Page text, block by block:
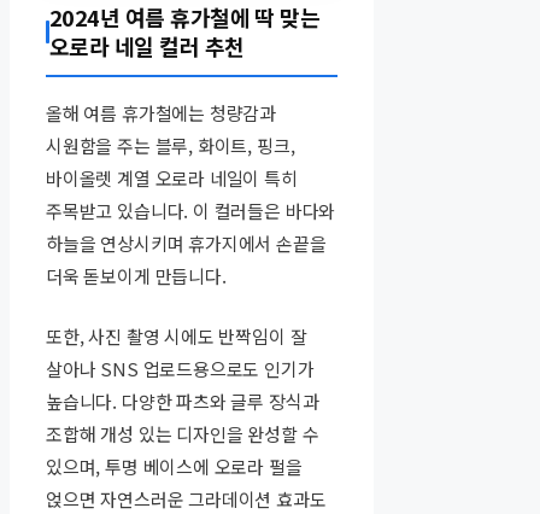
2024년 여름 휴가철에 딱 맞는
오로라 네일 컬러 추천
올해 여름 휴가철에는 청량감과
시원함을 주는 블루, 화이트, 핑크,
바이올렛 계열 오로라 네일이 특히
주목받고 있습니다. 이 컬러들은 바다와
하늘을 연상시키며 휴가지에서 손끝을
더욱 돋보이게 만듭니다.
또한, 사진 촬영 시에도 반짝임이 잘
살아나 SNS 업로드용으로도 인기가
높습니다. 다양한 파츠와 글루 장식과
조합해 개성 있는 디자인을 완성할 수
있으며, 투명 베이스에 오로라 펄을
얹으면 자연스러운 그라데이션 효과도